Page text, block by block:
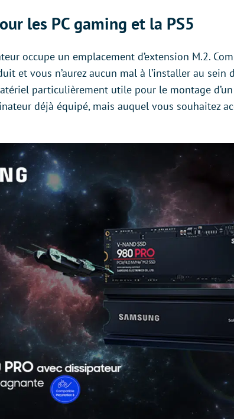
les PC gaming et la PS5
occupe un emplacement d’extension M.2.
et vous n’aurez aucun mal à l’installer au
particulièrement utile pour le montage
déjà équipé, mais auquel vous souhaitez